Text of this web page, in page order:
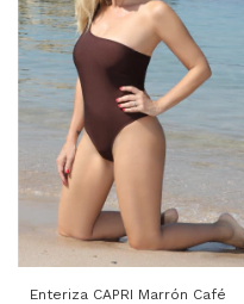
Enteriza CAPRI Marrón Café